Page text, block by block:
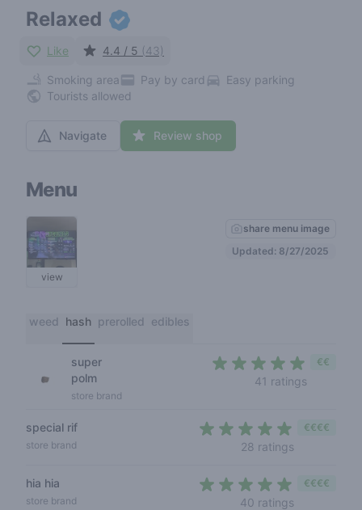
Relaxed
Like 4.4 / 5 (43)
Smoking area Pay by card
Easy parking
Tourists allowed
Navigate Review shop
Menu
view
share menu image
Updated: 8/27/2025
weed hash prerolled edibles
super
polm
store brand
41 ratings
€€
special rif
store brand 28 ratings
€€€€
hia hia
store brand 40 ratings
€€€€